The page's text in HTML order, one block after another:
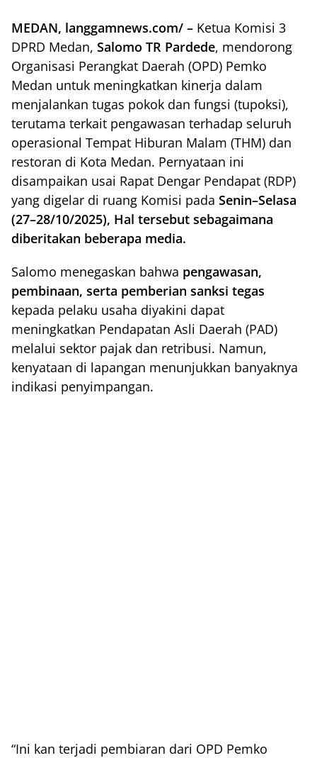
MEDAN, langgamnews.com/ – Ketua Komisi 3
DPRD Medan, Salomo TR Pardede, mendorong
Organisasi Perangkat Daerah (OPD) Pemko
Medan untuk meningkatkan kinerja dalam
menjalankan tugas pokok dan fungsi (tupoksi),
terutama terkait pengawasan terhadap seluruh
operasional Tempat Hiburan Malam (THM) dan
restoran di Kota Medan. Pernyataan ini
disampaikan usai Rapat Dengar Pendapat (RDP)
yang digelar di ruang Komisi pada Senin–Selasa
(27–28/10/2025), Hal tersebut sebagaimana
diberitakan beberapa media.
Salomo menegaskan bahwa pengawasan,
pembinaan, serta pemberian sanksi tegas
kepada pelaku usaha diyakini dapat
meningkatkan Pendapatan Asli Daerah (PAD)
melalui sektor pajak dan retribusi. Namun,
kenyataan di lapangan menunjukkan banyaknya
indikasi penyimpangan.
“Ini kan terjadi pembiaran dari OPD Pemko